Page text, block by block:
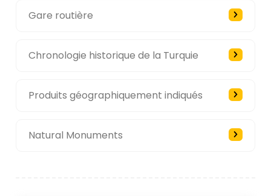
Gare routière
Chronologie historique de la Turquie
Produits géographiquement indiqués
Natural Monuments